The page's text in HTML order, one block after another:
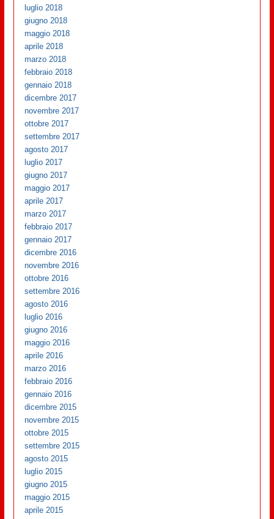
luglio 2018
giugno 2018
maggio 2018
aprile 2018
marzo 2018
febbraio 2018
gennaio 2018
dicembre 2017
novembre 2017
ottobre 2017
settembre 2017
agosto 2017
luglio 2017
giugno 2017
maggio 2017
aprile 2017
marzo 2017
febbraio 2017
gennaio 2017
dicembre 2016
novembre 2016
ottobre 2016
settembre 2016
agosto 2016
luglio 2016
giugno 2016
maggio 2016
aprile 2016
marzo 2016
febbraio 2016
gennaio 2016
dicembre 2015
novembre 2015
ottobre 2015
settembre 2015
agosto 2015
luglio 2015
giugno 2015
maggio 2015
aprile 2015